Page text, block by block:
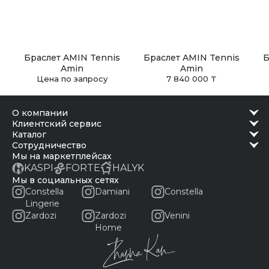
Браслет AMIN Tennis
Amin
Цена по запросу
Браслет AMIN Tennis
Amin
7 840 000 ₸
о компании
клиентский сервис
каталог
сотрудничество
Мы на маркетплейсах
KASPI FORTE HALYK
Мы в социальных сетях
Constella
Lingerie
Damiani Constella
Zardozi
Zardozi
Home
Venini